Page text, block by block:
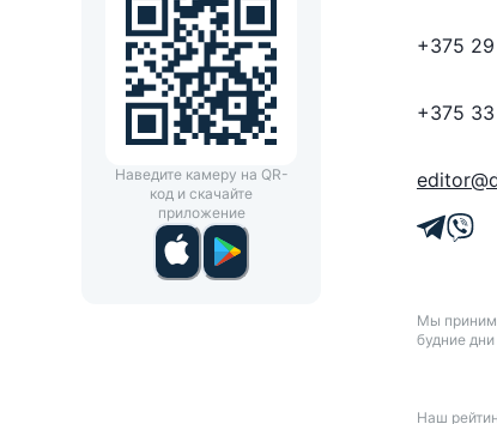
Наведите камеру на QR-
код и скачайте
приложение
+375
+375
Мы
будние
Наш